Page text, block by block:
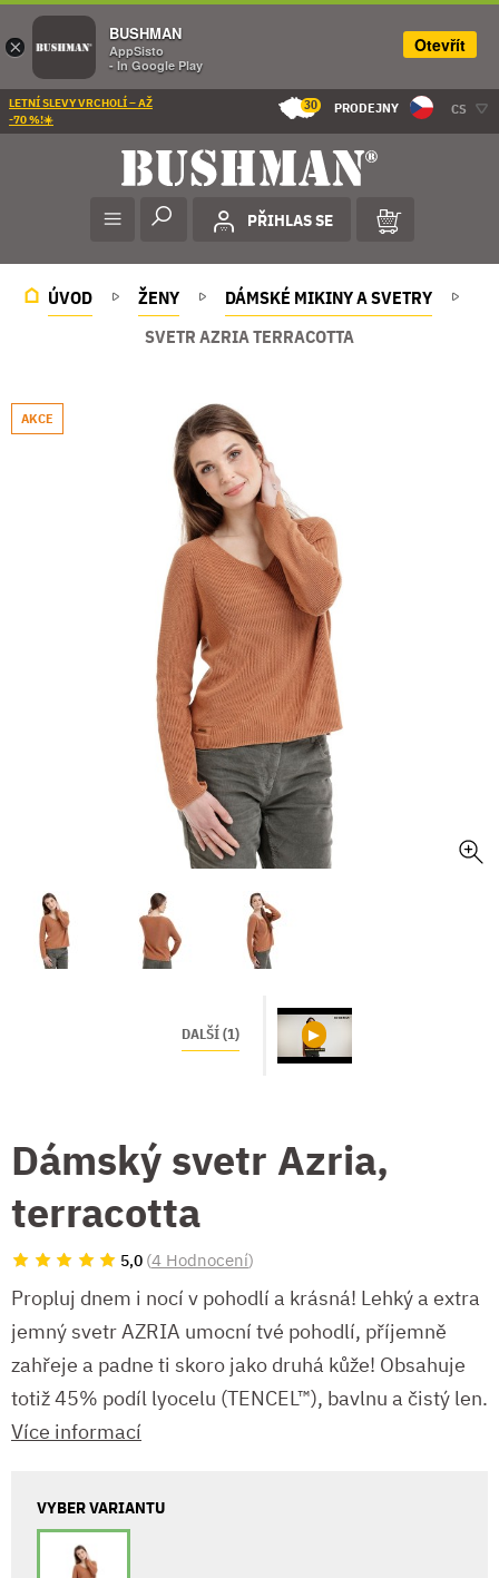
LETNÍ SLEVY VRCHOLÍ – AŽ
-70 %!☀️
30 PRODEJNY CS
PŘIHLAS SE
ÚVOD ŽENY
DÁMSKÉ MIKINY A SVETRY
SVETR AZRIA TERRACOTTA
AKCE
DALŠÍ (1)
Dámský svetr Azria,
terracotta
5,0 (4 Hodnocení)
Propluj dnem i nocí v pohodlí a krásná! Lehký a extra
jemný svetr AZRIA umocní tvé pohodlí, příjemně
zahřeje a padne ti skoro jako druhá kůže! Obsahuje
totiž 45% podíl lyocelu (TENCEL™), bavlnu a čistý len.
Více informací
VYBER VARIANTU
×
BUSHMAN
AppSisto
- In Google Play
Otevřít